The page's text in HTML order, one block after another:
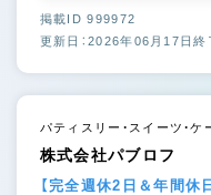
掲載ID 999972
更新日：2026年06月17日終
パティスリー・スイーツ・ケ
株式会社パブロフ
【完全週休2日＆年間